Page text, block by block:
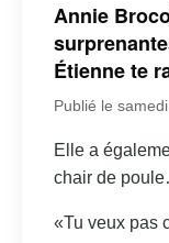
Annie
Étienne te
Publié le
Elle a
chair de
«Tu veux pas